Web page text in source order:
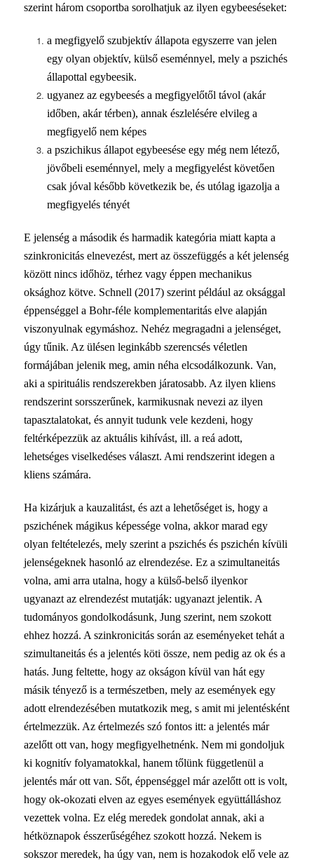
szerint három csoportba sorolhatjuk az ilyen egybeeséseket:
a megfigyelő szubjektív állapota egyszerre van jelen
egy olyan objektív, külső eseménnyel, mely a pszichés
állapottal egybeesik.
ugyanez az egybeesés a megfigyelőtől távol (akár
időben, akár térben), annak észlelésére elvileg a
megfigyelő nem képes
a pszichikus állapot egybeesése egy még nem létező,
jövőbeli eseménnyel, mely a megfigyelést követően
csak jóval később következik be, és utólag igazolja a
megfigyelés tényét
E jelenség a második és harmadik kategória miatt kapta a
szinkronicitás elnevezést, mert az összefüggés a két jelenség
között nincs időhöz, térhez vagy éppen mechanikus
oksághoz kötve. Schnell (2017) szerint például az oksággal
éppenséggel a Bohr-féle komplementaritás elve alapján
viszonyulnak egymáshoz. Nehéz megragadni a jelenséget,
úgy tűnik. Az ülésen leginkább szerencsés véletlen
formájában jelenik meg, amin néha elcsodálkozunk. Van,
aki a spirituális rendszerekben járatosabb. Az ilyen kliens
rendszerint sorsszerűnek, karmikusnak nevezi az ilyen
tapasztalatokat, és annyit tudunk vele kezdeni, hogy
feltérképezzük az aktuális kihívást, ill. a reá adott,
lehetséges viselkedéses választ. Ami rendszerint idegen a
kliens számára.
Ha kizárjuk a kauzalitást, és azt a lehetőséget is, hogy a
pszichének mágikus képessége volna, akkor marad egy
olyan feltételezés, mely szerint a pszichés és pszichén kívüli
jelenségeknek hasonló az elrendezése. Ez a szimultaneitás
volna, ami arra utalna, hogy a külső-belső ilyenkor
ugyanazt az elrendezést mutatják: ugyanazt jelentik. A
tudományos gondolkodásunk, Jung szerint, nem szokott
ehhez hozzá. A szinkronicitás során az eseményeket tehát a
szimultaneitás és a jelentés köti össze, nem pedig az ok és a
hatás. Jung feltette, hogy az okságon kívül van hát egy
másik tényező is a természetben, mely az események egy
adott elrendezésében mutatkozik meg, s amit mi jelentésként
értelmezzük. Az értelmezés szó fontos itt: a jelentés már
azelőtt ott van, hogy megfigyelhetnénk. Nem mi gondoljuk
ki kognitív folyamatokkal, hanem tőlünk függetlenül a
jelentés már ott van. Sőt, éppenséggel már azelőtt ott is volt,
hogy ok-okozati elven az egyes események együttálláshoz
vezettek volna. Ez elég meredek gondolat annak, aki a
hétköznapok ésszerűségéhez szokott hozzá. Nekem is
sokszor meredek, ha úgy van, nem is hozakodok elő vele az